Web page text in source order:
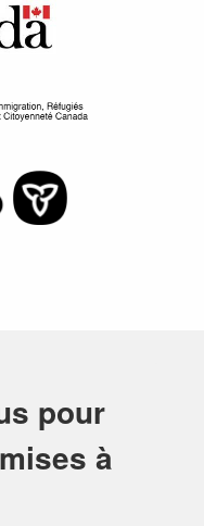
pour
à